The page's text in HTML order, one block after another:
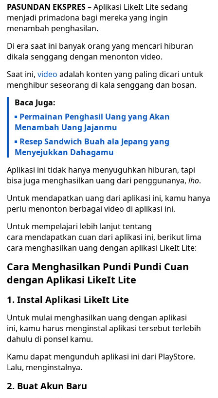
PASUNDAN EKSPRES– Aplikasi LikeIt Lite sedang
menjadi primadona bagi mereka yang ingin
menambah penghasilan.
Di era saat ini banyak orang yang mencari hiburan
dikala senggang dengan menonton video.
Saat ini, video adalah konten yang paling dicari untuk
menghibur seseorang di kala senggang dan bosan.
Baca Juga:
Permainan Penghasil Uang yang Akan
Menambah Uang Jajanmu
Resep Sandwich Buah ala Jepang yang
Menyejukkan Dahagamu
Aplikasi ini tidak hanya menyuguhkan hiburan, tapi
bisa juga menghasilkan uang dari penggunanya, lho.
Untuk mendapatkan uang dari aplikasi ini, kamu hanya
perlu menonton berbagai video di aplikasi ini.
Untuk mempelajari lebih lanjut tentang
cara mendapatkan cuan dari aplikasi ini, berikut lima
cara menghasilkan uang dengan aplikasi LikeIt Lite:
Cara Menghasilkan Pundi Pundi Cuan
dengan Aplikasi LikeIt Lite
1. Instal Aplikasi LikeIt Lite
Untuk mulai menghasilkan uang dengan aplikasi
ini, kamu harus menginstal aplikasi tersebut terlebih
dahulu di ponsel kamu.
Kamu dapat mengunduh aplikasi ini dari PlayStore.
Lalu, menginstalnya.
2. Buat Akun Baru